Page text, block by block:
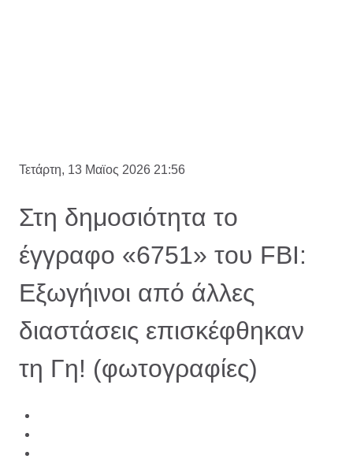
Τετάρτη, 13 Μαϊος 2026 21:56
Στη δημοσιότητα το
έγγραφο «6751» του FBI:
Εξωγήινοι από άλλες
διαστάσεις επισκέφθηκαν
τη Γη! (φωτογραφίες)